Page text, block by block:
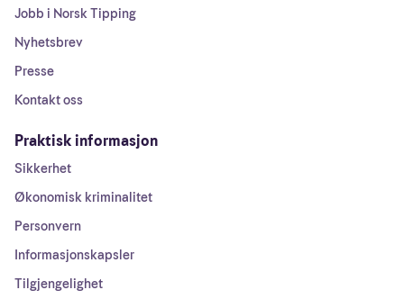
Jobb i Norsk Tipping
Nyhetsbrev
Presse
Kontakt oss
Praktisk informasjon
Sikkerhet
Økonomisk kriminalitet
Personvern
Informasjonskapsler
Tilgjengelighet